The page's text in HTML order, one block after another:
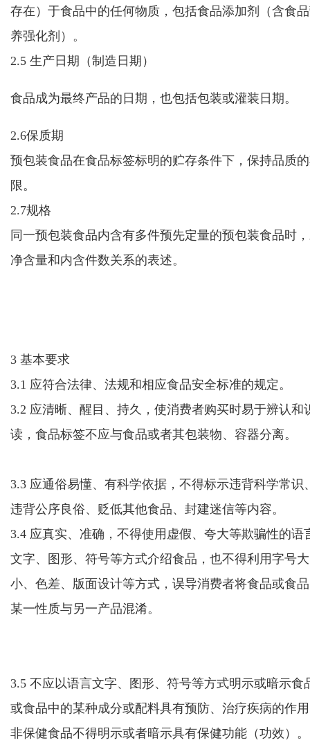
存在）于食品中的任何物质，包括食品添加剂
（含食
养强化剂） 。
2.5 生产日期（制造日期）
食品成为最终产品的日期，也包括包装或灌装日期。
2.6保质期
预包装食品在食品标签标明 的贮存条件下，保持品质
限。
2.7规格
同一预包装食品内含有多件预先定量的预包装食品时
净含量和内含件数关系的表述。
3 基本要求
3.1 应符合法律、法规和相应食品安全标准的规定。
3.2 应清晰、醒目、持久，使消费者购买时易于辨认和
读，食品标签不应与食品或者其包装物、容器分离。
3.3 应通俗易懂、有科学依据，不得标示违背科学常识
违背公序良俗、贬低其他食品、封建迷信等内容。
3.4 应真实、准确，不得使用 虚假、夸大等欺骗性的语
文字、图形、 符号等方式介绍食品，也不得利用字号大
小、 色差、 版面设计等方式 ，误导消费者将食品或食
某一性质与另一产品混淆。
3.5 不应以语言文字、图形、符号等方式明示或暗示食
或食品中的某种成分或配料具有预防、治疗疾病的作
非保健食品不得明示或者暗示具有保健功能（功效） 。